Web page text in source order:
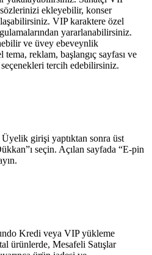
ekleyebilir, konser
VIP karaktere özel
yararlanabilirsiniz.
ve üvey ebeveynlik
reklam, başlangıç sayfası ve
tercih edebilirsiniz.
girişi yaptıktan sonra üst
seçin. Açılan sayfada “E-pin
Kredi veya VIP yükleme
ürünlerde, Mesafeli Satışlar